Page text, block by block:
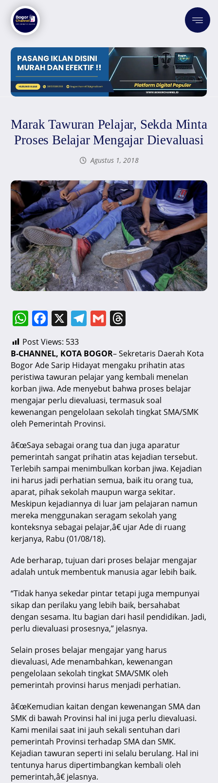
Marak Tawuran Pelajar, Sekda Minta
Proses Belajar Mengajar Dievaluasi
Agustus 1, 2018
W
h
at
s
A
p
p
F
c
e
b
o
o
k
X T
e
gr
a
m
G
ai
l
e
a
d
s
Post Views: 533
B-CHANNEL, KOTA BOGOR– Sekretaris Daerah Kota
Bogor Ade Sarip Hidayat mengaku prihatin atas
peristiwa tawuran pelajar yang kembali menelan
korban jiwa. Ade menyebut bahwa proses belajar
mengajar perlu dievaluasi, termasuk soal
kewenangan pengelolaan sekolah tingkat SMA/SMK
oleh Pemerintah Provinsi.
â€œSaya sebagai orang tua dan juga aparatur
pemerintah sangat prihatin atas kejadian tersebut.
Terlebih sampai menimbulkan korban jiwa. Kejadian
ini harus jadi perhatian semua, baik itu orang tua,
aparat, pihak sekolah maupun warga sekitar.
Meskipun kejadiannya di luar jam pelajaran namun
mereka menggunakan seragam sekolah yang
konteksnya sebagai pelajar,â€ ujar Ade di ruang
kerjanya, Rabu (01/08/18).
Ade berharap, tujuan dari proses belajar mengajar
adalah untuk membentuk manusia agar lebih baik.
“Tidak hanya sekedar pintar tetapi juga mempunyai
sikap dan perilaku yang lebih baik, bersahabat
dengan sesama. Itu bagian dari hasil pendidikan. Jadi,
perlu dievaluasi prosesnya,” jelasnya.
Selain proses belajar mengajar yang harus
dievaluasi, Ade menambahkan, kewenangan
pengelolaan sekolah tingkat SMA/SMK oleh
pemerintah provinsi harus menjadi perhatian.
â€œKemudian kaitan dengan kewenangan SMA dan
SMK di bawah Provinsi hal ini juga perlu dievaluasi.
Kami menilai saat ini jauh sekali sentuhan dari
pemerintah Provinsi terhadap SMA dan SMK.
Kejadian tawuran seperti ini selalu berulang. Hal ini
tentunya harus dipertimbangkan kembali oleh
pemerintah,â€ jelasnya.